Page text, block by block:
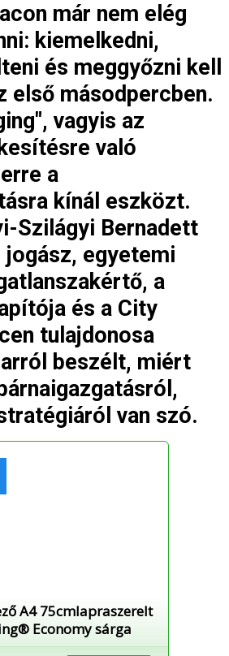
már nem elég
kiemelkedni,
és meggyőzni kell
első másodpercben.
vagyis az
való
a
kínál eszközt.
Szilágyi Bernadett
jogász, egyetemi
a
és a City
tulajdonosa
beszélt, miért
van szó.
A4 75cmlapraszerelt
Economy sárga